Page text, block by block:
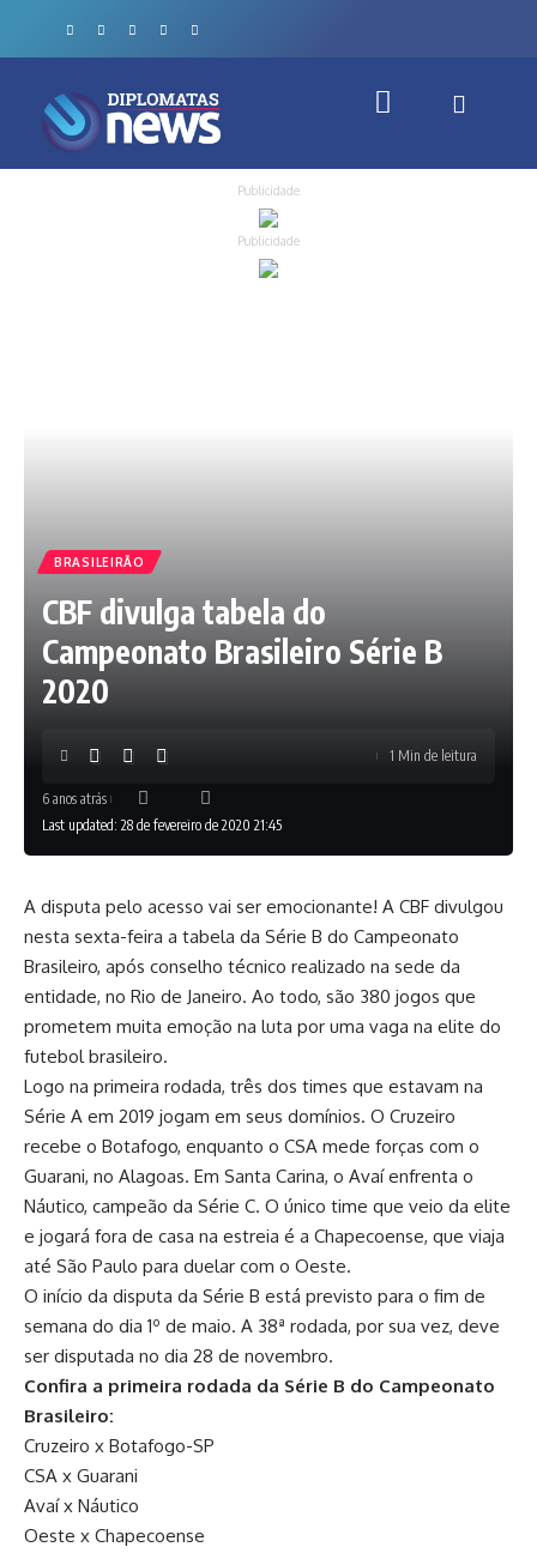
Publicidade
Publicidade
BRASILEIRÃO
CBF divulga tabela do
Campeonato Brasileiro Série B
2020
Last updated: 28 de fevereiro de 2020 21:45
6 anos atrás
1 Min de leitura
A disputa pelo acesso vai ser emocionante! A CBF divulgou
nesta sexta-feira a tabela da Série B do Campeonato
Brasileiro, após conselho técnico realizado na sede da
entidade, no Rio de Janeiro. Ao todo, são 380 jogos que
prometem muita emoção na luta por uma vaga na elite do
futebol brasileiro.
Logo na primeira rodada, três dos times que estavam na
Série A em 2019 jogam em seus domínios. O Cruzeiro
recebe o Botafogo, enquanto o CSA mede forças com o
Guarani, no Alagoas. Em Santa Carina, o Avaí enfrenta o
Náutico, campeão da Série C. O único time que veio da elite
e jogará fora de casa na estreia é a Chapecoense, que viaja
até São Paulo para duelar com o Oeste.
O início da disputa da Série B está previsto para o fim de
semana do dia 1º de maio. A 38ª rodada, por sua vez, deve
ser disputada no dia 28 de novembro.
Confira a primeira rodada da Série B do Campeonato
Brasileiro:
Cruzeiro x Botafogo-SP
CSA x Guarani
Avaí x Náutico
Oeste x Chapecoense